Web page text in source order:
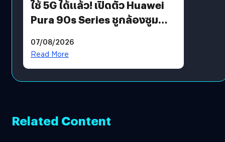
ใช้ 5G ได้แล้ว! เปิดตัว Huawei
Pura 90s Series ชูกล้องซูม
07/08/2026
Read More
Related Content